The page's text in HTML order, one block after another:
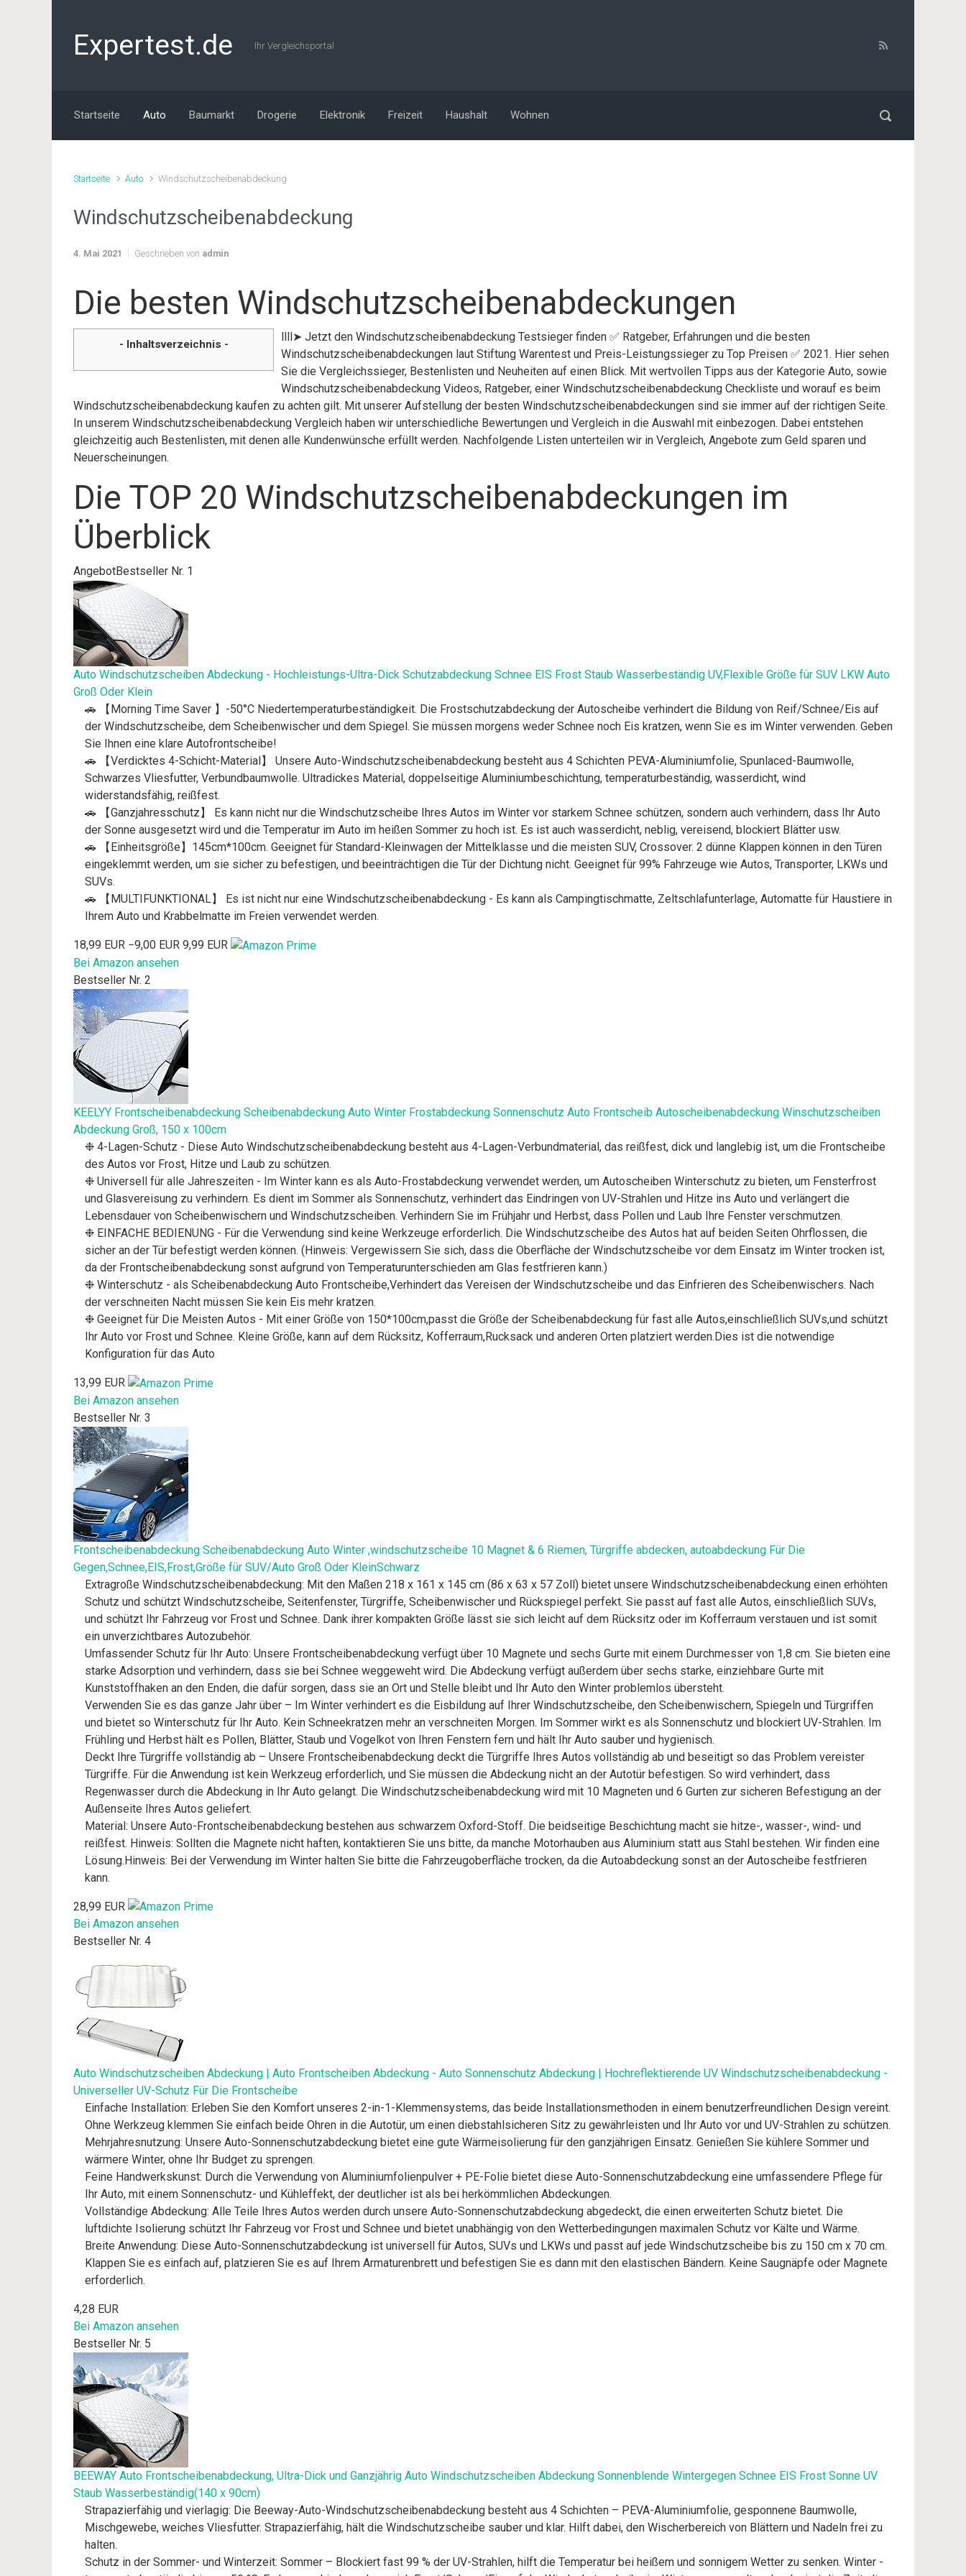
Expertest.de Ihr Vergleichsportal
Startseite Auto Baumarkt Drogerie Elektronik Freizeit Haushalt Wohnen
Startseite Auto Windschutzscheibenabdeckung
Windschutzscheibenabdeckung
4. Mai 2021 Geschrieben von admin
Die besten Windschutzscheibenabdeckungen
- Inhaltsverzeichnis -
llll➤ Jetzt den Windschutzscheibenabdeckung Testsieger finden ✅ Ratgeber, Erfahrungen und die besten
Windschutzscheibenabdeckungen laut Stiftung Warentest und Preis-Leistungssieger zu Top Preisen ✅ 2021. Hier sehen
Sie die Vergleichssieger, Bestenlisten und Neuheiten auf einen Blick. Mit wertvollen Tipps aus der Kategorie Auto, sowie
Windschutzscheibenabdeckung Videos, Ratgeber, einer Windschutzscheibenabdeckung Checkliste und worauf es beim
Windschutzscheibenabdeckung kaufen zu achten gilt. Mit unserer Aufstellung der besten Windschutzscheibenabdeckungen sind sie immer auf der richtigen Seite.
In unserem Windschutzscheibenabdeckung Vergleich haben wir unterschiedliche Bewertungen und Vergleich in die Auswahl mit einbezogen. Dabei entstehen
gleichzeitig auch Bestenlisten, mit denen alle Kundenwünsche erfüllt werden. Nachfolgende Listen unterteilen wir in Vergleich, Angebote zum Geld sparen und
Neuerscheinungen.
Die TOP 20 Windschutzscheibenabdeckungen im
Überblick
AngebotBestseller Nr. 1
Auto Windschutzscheiben Abdeckung - Hochleistungs-Ultra-Dick Schutzabdeckung Schnee EIS Frost Staub Wasserbeständig UV,Flexible Größe für SUV LKW Auto
Groß Oder Klein
🚗 【Morning Time Saver 】-50°C Niedertemperaturbeständigkeit. Die Frostschutzabdeckung der Autoscheibe verhindert die Bildung von Reif/Schnee/Eis auf
der Windschutzscheibe, dem Scheibenwischer und dem Spiegel. Sie müssen morgens weder Schnee noch Eis kratzen, wenn Sie es im Winter verwenden. Geben
Sie Ihnen eine klare Autofrontscheibe!
🚗 【Verdicktes 4-Schicht-Material】 Unsere Auto-Windschutzscheibenabdeckung besteht aus 4 Schichten PEVA-Aluminiumfolie, Spunlaced-Baumwolle,
Schwarzes Vliesfutter, Verbundbaumwolle. Ultradickes Material, doppelseitige Aluminiumbeschichtung, temperaturbeständig, wasserdicht, wind
widerstandsfähig, reißfest.
🚗 【Ganzjahresschutz】 Es kann nicht nur die Windschutzscheibe Ihres Autos im Winter vor starkem Schnee schützen, sondern auch verhindern, dass Ihr Auto
der Sonne ausgesetzt wird und die Temperatur im Auto im heißen Sommer zu hoch ist. Es ist auch wasserdicht, neblig, vereisend, blockiert Blätter usw.
🚗 【Einheitsgröße】145cm*100cm. Geeignet für Standard-Kleinwagen der Mittelklasse und die meisten SUV, Crossover. 2 dünne Klappen können in den Türen
eingeklemmt werden, um sie sicher zu befestigen, und beeinträchtigen die Tür der Dichtung nicht. Geeignet für 99% Fahrzeuge wie Autos, Transporter, LKWs und
SUVs.
🚗 【MULTIFUNKTIONAL】 Es ist nicht nur eine Windschutzscheibenabdeckung - Es kann als Campingtischmatte, Zeltschlafunterlage, Automatte für Haustiere in
Ihrem Auto und Krabbelmatte im Freien verwendet werden.
18,99 EUR −9,00 EUR 9,99 EUR
Bei Amazon ansehen
Bestseller Nr. 2
KEELYY Frontscheibenabdeckung Scheibenabdeckung Auto Winter Frostabdeckung Sonnenschutz Auto Frontscheib Autoscheibenabdeckung Winschutzscheiben
Abdeckung Groß, 150 x 100cm
❉ 4-Lagen-Schutz - Diese Auto Windschutzscheibenabdeckung besteht aus 4-Lagen-Verbundmaterial, das reißfest, dick und langlebig ist, um die Frontscheibe
des Autos vor Frost, Hitze und Laub zu schützen.
❉ Universell für alle Jahreszeiten - Im Winter kann es als Auto-Frostabdeckung verwendet werden, um Autoscheiben Winterschutz zu bieten, um Fensterfrost
und Glasvereisung zu verhindern. Es dient im Sommer als Sonnenschutz, verhindert das Eindringen von UV-Strahlen und Hitze ins Auto und verlängert die
Lebensdauer von Scheibenwischern und Windschutzscheiben. Verhindern Sie im Frühjahr und Herbst, dass Pollen und Laub Ihre Fenster verschmutzen.
❉ EINFACHE BEDIENUNG - Für die Verwendung sind keine Werkzeuge erforderlich. Die Windschutzscheibe des Autos hat auf beiden Seiten Ohrflossen, die
sicher an der Tür befestigt werden können. (Hinweis: Vergewissern Sie sich, dass die Oberfläche der Windschutzscheibe vor dem Einsatz im Winter trocken ist,
da der Frontscheibenabdeckung sonst aufgrund von Temperaturunterschieden am Glas festfrieren kann.)
❉ Winterschutz - als Scheibenabdeckung Auto Frontscheibe,Verhindert das Vereisen der Windschutzscheibe und das Einfrieren des Scheibenwischers. Nach
der verschneiten Nacht müssen Sie kein Eis mehr kratzen.
❉ Geeignet für Die Meisten Autos - Mit einer Größe von 150*100cm,passt die Größe der Scheibenabdeckung für fast alle Autos,einschließlich SUVs,und schützt
Ihr Auto vor Frost und Schnee. Kleine Größe, kann auf dem Rücksitz, Kofferraum,Rucksack und anderen Orten platziert werden.Dies ist die notwendige
Konfiguration für das Auto
13,99 EUR
Bei Amazon ansehen
Bestseller Nr. 3
Frontscheibenabdeckung Scheibenabdeckung Auto Winter ,windschutzscheibe 10 Magnet & 6 Riemen, Türgriffe abdecken, autoabdeckung Für Die
Gegen,Schnee,EIS,Frost,Größe für SUV/Auto Groß Oder KleinSchwarz
Extragroße Windschutzscheibenabdeckung: Mit den Maßen 218 x 161 x 145 cm (86 x 63 x 57 Zoll) bietet unsere Windschutzscheibenabdeckung einen erhöhten
Schutz und schützt Windschutzscheibe, Seitenfenster, Türgriffe, Scheibenwischer und Rückspiegel perfekt. Sie passt auf fast alle Autos, einschließlich SUVs,
und schützt Ihr Fahrzeug vor Frost und Schnee. Dank ihrer kompakten Größe lässt sie sich leicht auf dem Rücksitz oder im Kofferraum verstauen und ist somit
ein unverzichtbares Autozubehör.
Umfassender Schutz für Ihr Auto: Unsere Frontscheibenabdeckung verfügt über 10 Magnete und sechs Gurte mit einem Durchmesser von 1,8 cm. Sie bieten eine
starke Adsorption und verhindern, dass sie bei Schnee weggeweht wird. Die Abdeckung verfügt außerdem über sechs starke, einziehbare Gurte mit
Kunststoffhaken an den Enden, die dafür sorgen, dass sie an Ort und Stelle bleibt und Ihr Auto den Winter problemlos übersteht.
Verwenden Sie es das ganze Jahr über – Im Winter verhindert es die Eisbildung auf Ihrer Windschutzscheibe, den Scheibenwischern, Spiegeln und Türgriffen
und bietet so Winterschutz für Ihr Auto. Kein Schneekratzen mehr an verschneiten Morgen. Im Sommer wirkt es als Sonnenschutz und blockiert UV-Strahlen. Im
Frühling und Herbst hält es Pollen, Blätter, Staub und Vogelkot von Ihren Fenstern fern und hält Ihr Auto sauber und hygienisch.
Deckt Ihre Türgriffe vollständig ab – Unsere Frontscheibenabdeckung deckt die Türgriffe Ihres Autos vollständig ab und beseitigt so das Problem vereister
Türgriffe. Für die Anwendung ist kein Werkzeug erforderlich, und Sie müssen die Abdeckung nicht an der Autotür befestigen. So wird verhindert, dass
Regenwasser durch die Abdeckung in Ihr Auto gelangt. Die Windschutzscheibenabdeckung wird mit 10 Magneten und 6 Gurten zur sicheren Befestigung an der
Außenseite Ihres Autos geliefert.
Material: Unsere Auto-Frontscheibenabdeckung bestehen aus schwarzem Oxford-Stoff. Die beidseitige Beschichtung macht sie hitze-, wasser-, wind- und
reißfest. Hinweis: Sollten die Magnete nicht haften, kontaktieren Sie uns bitte, da manche Motorhauben aus Aluminium statt aus Stahl bestehen. Wir finden eine
Lösung.Hinweis: Bei der Verwendung im Winter halten Sie bitte die Fahrzeugoberfläche trocken, da die Autoabdeckung sonst an der Autoscheibe festfrieren
kann.
28,99 EUR
Bei Amazon ansehen
Bestseller Nr. 4
Auto Windschutzscheiben Abdeckung | Auto Frontscheiben Abdeckung - Auto Sonnenschutz Abdeckung | Hochreflektierende UV Windschutzscheibenabdeckung -
Universeller UV-Schutz Für Die Frontscheibe
Einfache Installation: Erleben Sie den Komfort unseres 2-in-1-Klemmensystems, das beide Installationsmethoden in einem benutzerfreundlichen Design vereint.
Ohne Werkzeug klemmen Sie einfach beide Ohren in die Autotür, um einen diebstahlsicheren Sitz zu gewährleisten und Ihr Auto vor und UV-Strahlen zu schützen.
Mehrjahresnutzung: Unsere Auto-Sonnenschutzabdeckung bietet eine gute Wärmeisolierung für den ganzjährigen Einsatz. Genießen Sie kühlere Sommer und
wärmere Winter, ohne Ihr Budget zu sprengen.
Feine Handwerkskunst: Durch die Verwendung von Aluminiumfolienpulver + PE-Folie bietet diese Auto-Sonnenschutzabdeckung eine umfassendere Pflege für
Ihr Auto, mit einem Sonnenschutz- und Kühleffekt, der deutlicher ist als bei herkömmlichen Abdeckungen.
Vollständige Abdeckung: Alle Teile Ihres Autos werden durch unsere Auto-Sonnenschutzabdeckung abgedeckt, die einen erweiterten Schutz bietet. Die
luftdichte Isolierung schützt Ihr Fahrzeug vor Frost und Schnee und bietet unabhängig von den Wetterbedingungen maximalen Schutz vor Kälte und Wärme.
Breite Anwendung: Diese Auto-Sonnenschutzabdeckung ist universell für Autos, SUVs und LKWs und passt auf jede Windschutzscheibe bis zu 150 cm x 70 cm.
Klappen Sie es einfach auf, platzieren Sie es auf Ihrem Armaturenbrett und befestigen Sie es dann mit den elastischen Bändern. Keine Saugnäpfe oder Magnete
erforderlich.
4,28 EUR
Bei Amazon ansehen
Bestseller Nr. 5
BEEWAY Auto Frontscheibenabdeckung, Ultra-Dick und Ganzjährig Auto Windschutzscheiben Abdeckung Sonnenblende Wintergegen Schnee EIS Frost Sonne UV
Staub Wasserbeständig(140 x 90cm)
Strapazierfähig und vierlagig: Die Beeway-Auto-Windschutzscheibenabdeckung besteht aus 4 Schichten – PEVA-Aluminiumfolie, gesponnene Baumwolle,
Mischgewebe, weiches Vliesfutter. Strapazierfähig, hält die Windschutzscheibe sauber und klar. Hilft dabei, den Wischerbereich von Blättern und Nadeln frei zu
halten.
Schutz in der Sommer- und Winterzeit: Sommer – Blockiert fast 99 % der UV-Strahlen, hilft die Temperatur bei heißem und sonnigem Wetter zu senken. Winter -